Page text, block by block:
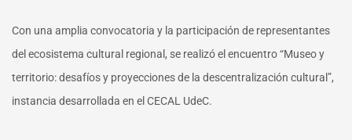
Con una amplia convocatoria y la participación de representantes
del ecosistema cultural regional, se realizó el encuentro “Museo y
territorio: desafíos y proyecciones de la descentralización cultural”,
instancia desarrollada en el CECAL UdeC.